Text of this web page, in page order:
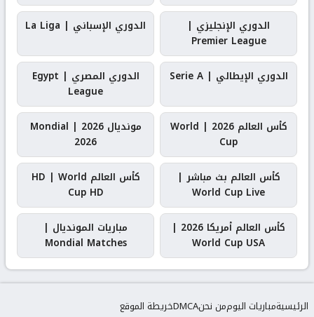
الدوري الإنجليزي |
Premier League
الدوري الإسباني | La Liga
الدوري الإيطالي | Serie A
الدوري المصري | Egypt
League
كأس العالم 2026 | World
Cup
مونديال 2026 | Mondial
2026
كأس العالم بث مباشر |
World Cup Live
كأس العالم HD | World
Cup HD
كأس العالم أمريكا 2026 |
World Cup USA
مباريات المونديال |
Mondial Matches
الرئيسيةمباريات اليوممن نحنDMCAخريطة الموقع